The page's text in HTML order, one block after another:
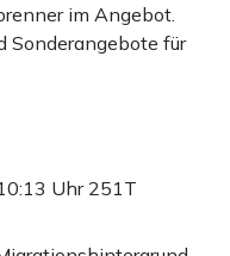
im Angebot.
Sonderangebote für
Uhr 251T